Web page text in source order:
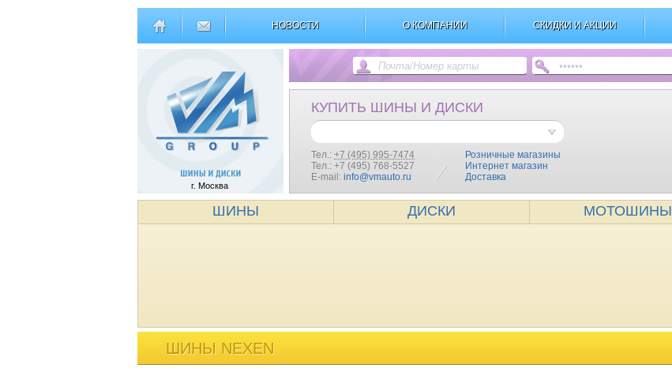
НОВОСТИ О КОМПАНИИ СКИДКИ И АКЦИИ
г. Москва
КУПИТЬ ШИНЫ И ДИСКИ
Тел.: +7 (495) 995-7474
Тел.: +7 (495) 768-5527
E-mail: info@vmauto.ru
Розничные магазины
Интернет магазин
Доставка
ШИНЫ ДИСКИ МОТОШИНЫ
ШИНЫ NEXEN